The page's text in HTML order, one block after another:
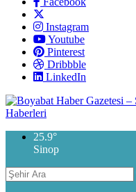
Instagram
Youtube
Pinterest
Dribbble
LinkedIn
25.9°
Sinop